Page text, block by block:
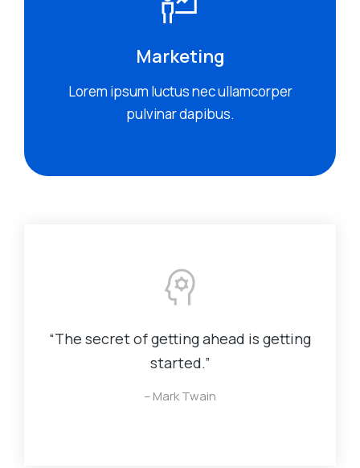
Marketing
Lorem ipsum luctus nec ullamcorper
pulvinar dapibus.
“The secret of getting ahead is getting
started.”
– Mark Twain